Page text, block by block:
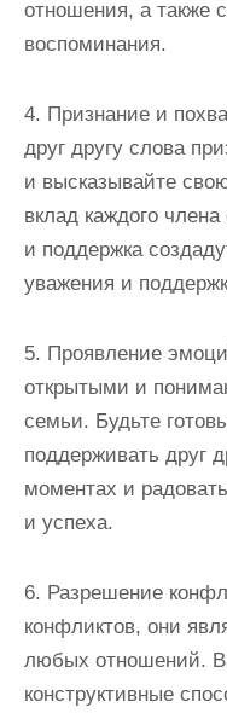
отношения, а также
воспоминания.
4. Признание и
друг другу слова
и высказывайте
вклад каждого
и поддержка
уважения и
5. Проявление
открытыми и
семьи. Будьте
поддерживать друг
моментах и
и успеха.
6. Разрешение
конфликтов, они
любых отношений.
конструктивные